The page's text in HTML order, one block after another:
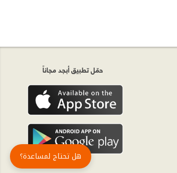
حمّل تطبيق أبجد مجاناً
هل تحتاج لمساعدة؟